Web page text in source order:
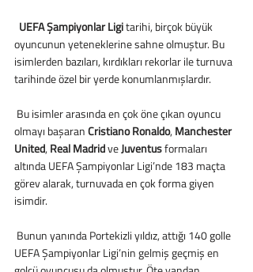
UEFA Şampiyonlar Ligi tarihi, birçok büyük
oyuncunun yeteneklerine sahne olmuştur. Bu
isimlerden bazıları, kırdıkları rekorlar ile turnuva
tarihinde özel bir yerde konumlanmışlardır.
olmayı başaran Cristiano Ronaldo, Manchester
United, Real Madrid ve Juventus formaları
altında UEFA Şampiyonlar Ligi’nde 183 maçta
görev alarak, turnuvada en çok forma giyen
isimdir.
UEFA Şampiyonlar Ligi’nin gelmiş geçmiş en